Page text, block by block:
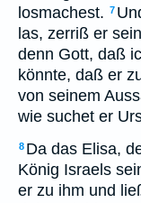
losmachest. 7
las, zerriß er
denn Gott, daß
könnte, daß er
von seinem
wie suchet er
8 Da das Elisa,
König Israels
er zu ihm und